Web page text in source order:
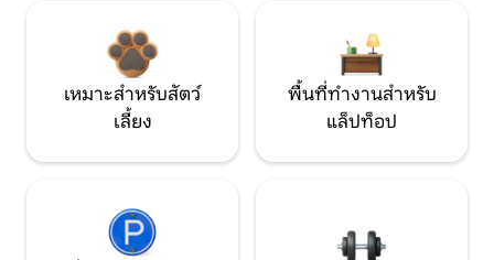
เหมาะสำหรับสัตว์
เลี้ยง
พื้นที่ทำงานสำหรับ
แล็ปท็อป